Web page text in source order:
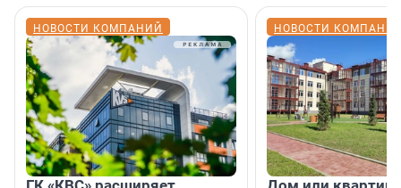
НОВОСТИ КОМПАНИЙ НОВОСТИ